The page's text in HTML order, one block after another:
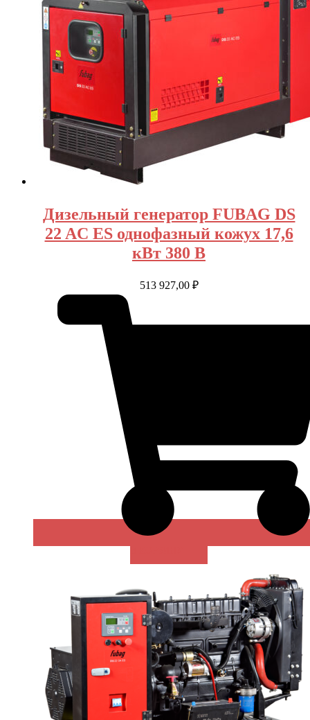
Дизельный генератор FUBAG DS
22 AC ES однофазный кожух 17,6
кВт 380 В
513 927,00 ₽